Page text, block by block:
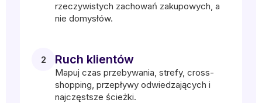
rzeczywistych zachowań zakupowych, a
nie domysłów.
2 Ruch klientów
Mapuj czas przebywania, strefy, cross-
shopping, przepływy odwiedzających i
najczęstsze ścieżki.